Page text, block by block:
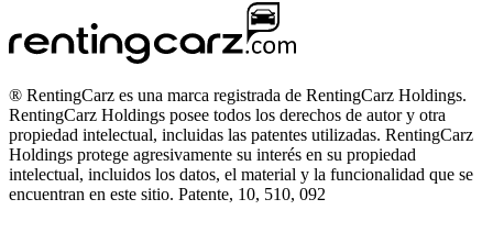
® RentingCarz es una marca registrada de RentingCarz Holdings.
RentingCarz Holdings posee todos los derechos de autor y otra
propiedad intelectual, incluidas las patentes utilizadas. RentingCarz
Holdings protege agresivamente su interés en su propiedad
intelectual, incluidos los datos, el material y la funcionalidad que se
encuentran en este sitio. Patente, 10, 510, 092